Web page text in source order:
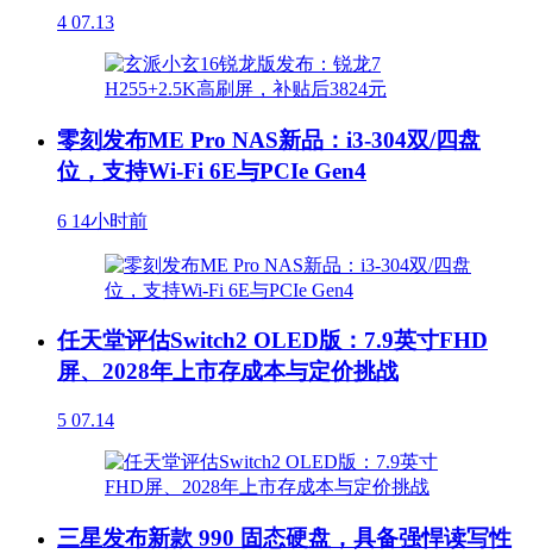
4 07.13
零刻发布ME Pro NAS新品：i3-304双/四盘
位，支持Wi-Fi 6E与PCIe Gen4
6 14小时前
任天堂评估Switch2 OLED版：7.9英寸FHD
屏、2028年上市存成本与定价挑战
5 07.14
三星发布新款 990 固态硬盘，具备强悍读写性